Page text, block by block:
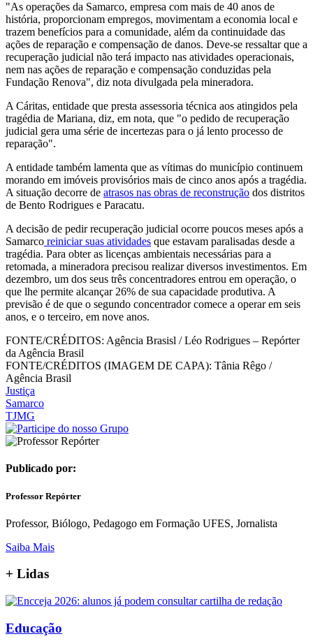
"As operações da Samarco, empresa com mais de 40 anos de
história, proporcionam empregos, movimentam a economia local e
trazem benefícios para a comunidade, além da continuidade das
ações de reparação e compensação de danos. Deve-se ressaltar que a
recuperação judicial não terá impacto nas atividades operacionais,
nem nas ações de reparação e compensação conduzidas pela
Fundação Renova", diz nota divulgada pela mineradora.
A Cáritas, entidade que presta assessoria técnica aos atingidos pela
tragédia de Mariana, diz, em nota, que "o pedido de recuperação
judicial gera uma série de incertezas para o já lento processo de
reparação".
A entidade também lamenta que as vítimas do município continuem
morando em imóveis provisórios mais de cinco anos após a tragédia.
A situação decorre de atrasos nas obras de reconstrução dos distritos
de Bento Rodrigues e Paracatu.
A decisão de pedir recuperação judicial ocorre poucos meses após a
Samarco reiniciar suas atividades que estavam paralisadas desde a
tragédia. Para obter as licenças ambientais necessárias para a
retomada, a mineradora precisou realizar diversos investimentos. Em
dezembro, um dos seus três concentradores entrou em operação, o
que lhe permite alcançar 26% de sua capacidade produtiva. A
previsão é de que o segundo concentrador comece a operar em seis
anos, e o terceiro, em nove anos.
FONTE/CRÉDITOS: Agência Brasisl / Léo Rodrigues – Repórter
da Agência Brasil
FONTE/CRÉDITOS (IMAGEM DE CAPA): Tânia Rêgo /
Agência Brasil
Justiça
Samarco
TJMG
Publicado por:
Professor Repórter
Professor, Biólogo, Pedagogo em Formação UFES, Jornalista
Saiba Mais
+ Lidas
Educação